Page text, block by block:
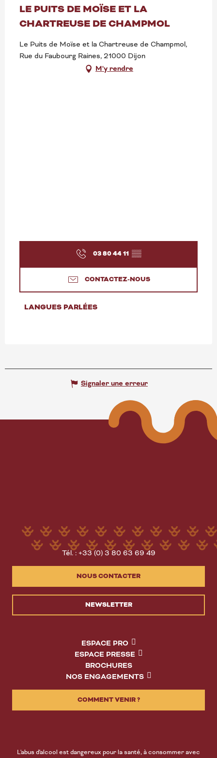
LE PUITS DE MOÏSE ET LA
CHARTREUSE DE CHAMPMOL
Le Puits de Moïse et la Chartreuse de Champmol,
Rue du Faubourg Raines, 21000 Dijon
M'y rendre
03 80 44 11 ▒▒
CONTACTEZ-NOUS
LANGUES PARLÉES
LANGUES PARLÉES
Signaler une erreur
Tél. : +33 (0) 3 80 63 69 49
NOUS CONTACTER
NEWSLETTER
ESPACE PRO
ESPACE PRESSE
BROCHURES
NOS ENGAGEMENTS
COMMENT VENIR ?
L'abus d'alcool est dangereux pour la santé, à consommer avec